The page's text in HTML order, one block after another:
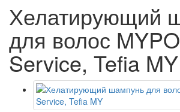
Хелатирующий
для волос
Service, Tefia MY